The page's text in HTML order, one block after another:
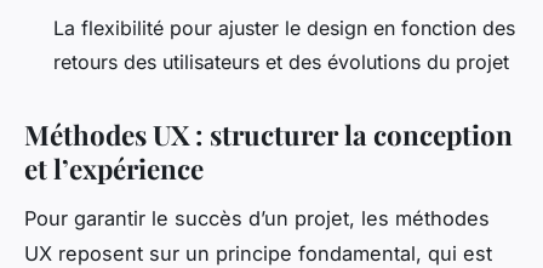
La flexibilité pour ajuster le design en fonction des
retours des utilisateurs et des évolutions du projet
Méthodes UX : structurer la conception
et l’expérience
Pour garantir le succès d’un projet, les méthodes
UX reposent sur un principe fondamental, qui est